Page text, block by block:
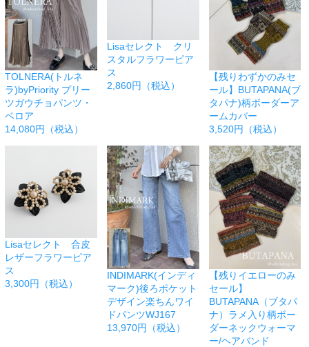
TOLNERA(トルネ
ラ)byPriority プリー
ツガウチョパンツ・
ベロア
14,080円（税込）
Lisaセレクト クリ
スタルフラワーピア
ス
2,860円（税込）
【残りわずかのみセ
ール】BUTAPANA(ブ
タパナ)柄ボーダーア
ームカバー
3,520円（税込）
Lisaセレクト 合皮
レザーフラワーピア
ス
3,300円（税込）
INDIMARK(インディ
マーク)後ろポケット
デザイン楽ちんワイ
ドパンツWJ167
13,970円（税込）
【残りイエローのみ
セール】
BUTAPANA（ブタパ
ナ）ラメ入り柄ボー
ダーネックウォーマ
ー/ヘアバンド